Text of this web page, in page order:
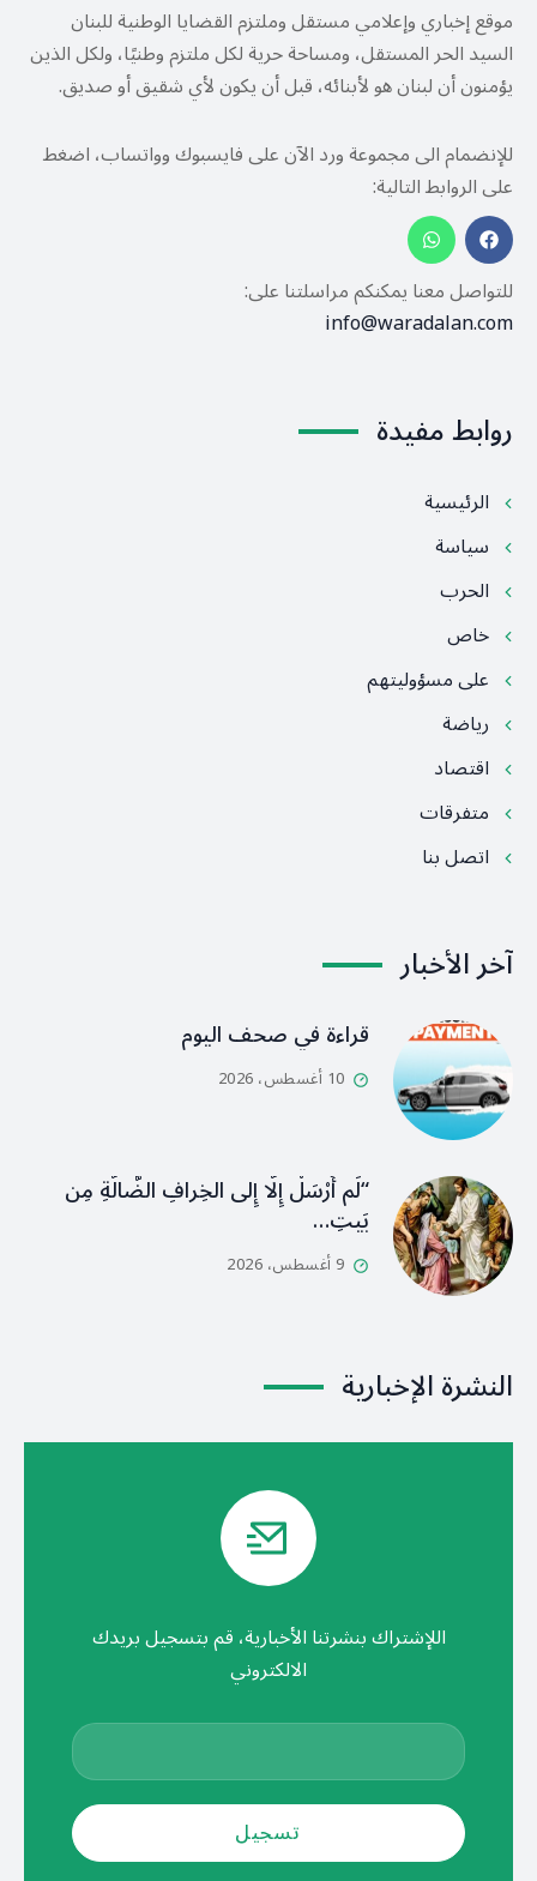
موقع إخباري وإعلامي مستقل وملتزم القضايا الوطنية للبنان
السيد الحر المستقل، ومساحة حرية لكل ملتزم وطنيًا، ولكل الذين
يؤمنون أن لبنان هو لأبنائه، قبل أن يكون لأي شقيق أو صديق.
للإنضمام الى مجموعة ورد الآن على فايسبوك وواتساب، اضغط
على الروابط التالية:
للتواصل معنا يمكنكم مراسلتنا على:
info@waradalan.com
روابط مفيدة
الرئيسية
سياسة
الحرب
خاص
على مسؤوليتهم
رياضة
اقتصاد
متفرقات
اتصل بنا
آخر الأخبار
قراءة في صحف اليوم
10 أغسطس، 2026
“لَم أُرْسَلْ إِلَّا إِلى الخِرافِ الضَّالَّةِ مِن
بَيتِ…
9 أغسطس، 2026
النشرة الإخبارية
اللإشتراك بنشرتنا الأخبارية، قم بتسجيل بريدك
الالكتروني